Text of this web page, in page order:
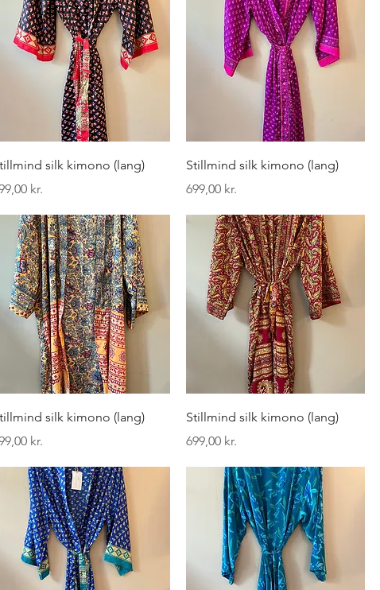
Hurtigvisning
silk kimono (lang)
kr.
Hurtigvisning
Stillmind silk kimono (lang)
Pris
699,00 kr.
Hurtigvisning
silk kimono (lang)
kr.
Hurtigvisning
Stillmind silk kimono (lang)
Pris
699,00 kr.